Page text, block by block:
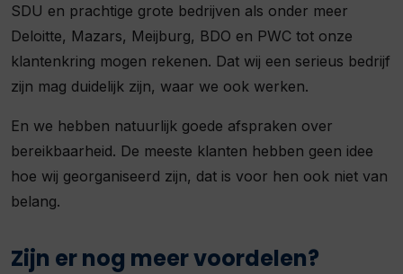
SDU en prachtige grote bedrijven als onder meer
Deloitte, Mazars, Meijburg, BDO en PWC tot onze
klantenkring mogen rekenen. Dat wij een serieus bedrijf
zijn mag duidelijk zijn, waar we ook werken.
En we hebben natuurlijk goede afspraken over
bereikbaarheid. De meeste klanten hebben geen idee
hoe wij georganiseerd zijn, dat is voor hen ook niet van
belang.
Zijn er nog meer voordelen?